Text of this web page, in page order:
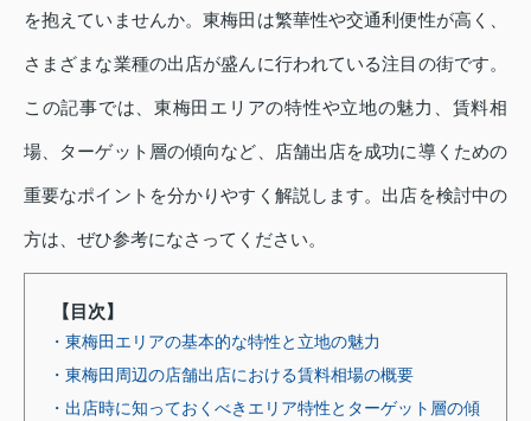
を抱えていませんか。東梅田は繁華性や交通利便性が高く、
さまざまな業種の出店が盛んに行われている注目の街です。
この記事では、東梅田エリアの特性や立地の魅力、賃料相
場、ターゲット層の傾向など、店舗出店を成功に導くための
重要なポイントを分かりやすく解説します。出店を検討中の
方は、ぜひ参考になさってください。
【目次】
・東梅田エリアの基本的な特性と立地の魅力
・東梅田周辺の店舗出店における賃料相場の概要
・出店時に知っておくべきエリア特性とターゲット層の傾